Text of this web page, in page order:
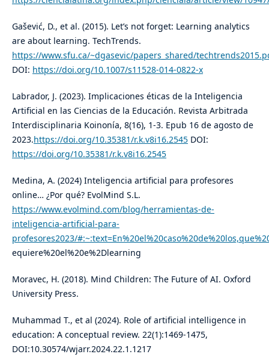
Gašević, D., et al. (2015). Let’s not forget: Learning analytics
are about learning. TechTrends.
https://www.sfu.ca/~dgasevic/papers_shared/
DOI: https://doi.org/10.1007/s11528-014-0822-x
Labrador, J. (2023). Implicaciones éticas de la Inteligencia
Artificial en las Ciencias de la Educación. Revista Arbitrada
Interdisciplinaria Koinonía, 8(16), 1-3. Epub 16 de agosto de
2023.https://doi.org/10.35381/r.k.v8i16.2545DOI:
https://doi.org/10.35381/r.k.v8i16.2545
Medina, A. (2024) Inteligencia artificial para profesores
online… ¿Por qué? EvolMind S.L.
https://www.evolmind.com/blog/herramientas-de-
inteligencia-artificial-para-
profesores2023/
equiere%20el%20e%2Dlearning
Moravec, H. (2018). Mind Children: The Future of AI. Oxford
University Press.
Muhammad T., et al (2024). Role of artificial intelligence in
education: A conceptual review. 22(1):1469-1475,
DOI:10.30574/wjarr.2024.22.1.1217